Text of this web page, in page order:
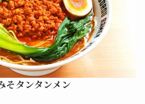
そタンタンメン